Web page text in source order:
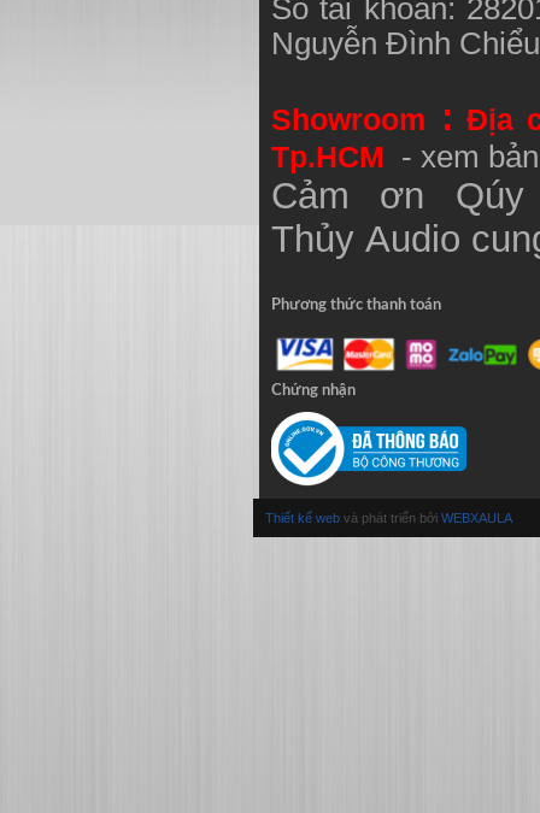
Số tài khoản:
Nguyễn Đình
Showroom : Địa
Tp.HCM - xem
Cảm ơn
Thủy Audio
Phương thức thanh toán
Chứng nhận
Thiết kế web và phát triển bởi WEBXAULA